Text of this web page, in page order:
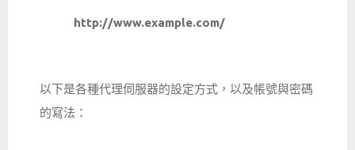
http://www.example.com/
以下是各種代理伺服器的設定方式，以及帳號與密碼
的寫法：